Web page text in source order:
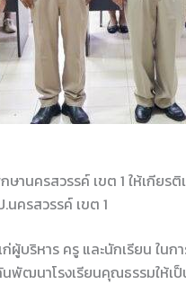
านครสวรรค์ เขต 1 ให้เกี
ครสวรรค์ เขต 1
ก่ผู้บริหาร ครู และนักเรีย
พัฒนาโรงเรียนคุณธรรมให้เ